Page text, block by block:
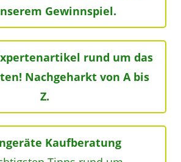
Gewinnspiel.
rund um das
Nachgeharkt von A bis
Z.
Kaufberatung